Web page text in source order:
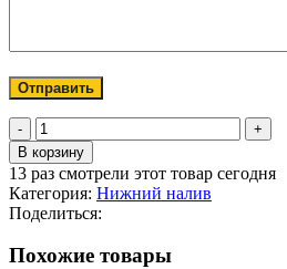
Количество
товара
Крышка
защитная
к
адаптеру
В корзину
13 раз смотрели этот товар сегодня
Категория: Нижний налив
Поделиться:
Похожие товары